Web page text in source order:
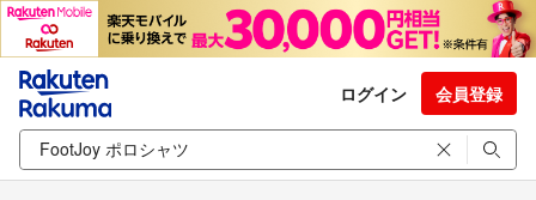
ログイン 会員登録